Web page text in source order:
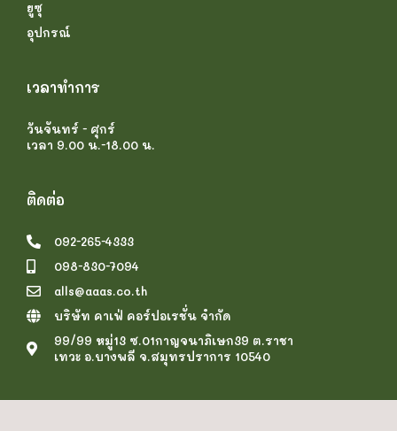
ยูซุ
อุปกรณ์
เวลาทำการ
วันจันทร์ - ศุกร์
เวลา 9.00 น.-18.00 น.
ติดต่อ
092-265-4333
098-830-7094
alls@aaas.co.th
บริษัท คาเฟ่ คอร์ปอเรชั่น จำกัด
99/99 หมู่13 ซ.01กาญจนาภิเษก39 ต.ราชา
เทวะ อ.บางพลี จ.สมุทรปราการ 10540